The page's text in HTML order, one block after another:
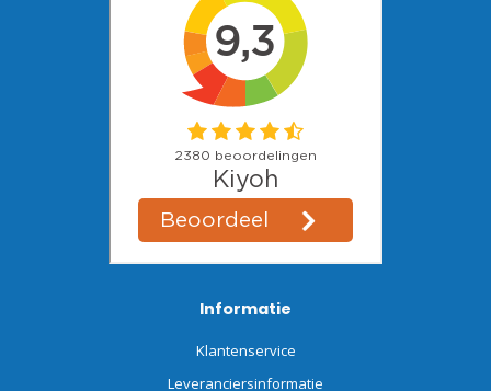
Informatie
Klantenservice
Leveranciersinformatie